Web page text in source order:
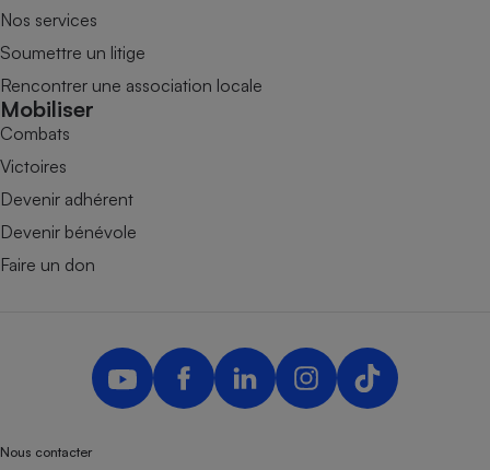
Nos services
Soumettre un litige
Rencontrer une association locale
Mobiliser
Combats
Victoires
Devenir adhérent
Devenir bénévole
Faire un don
Nous contacter